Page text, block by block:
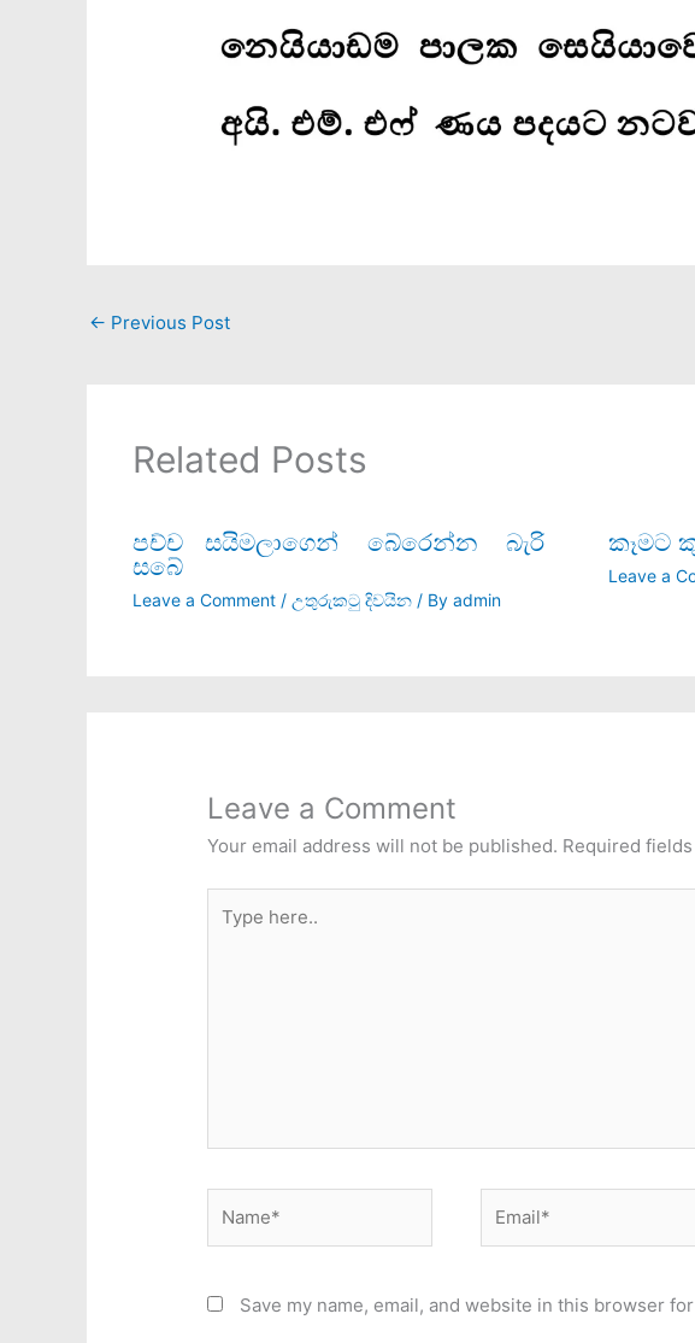
← Previous Post
Related Posts
පච්ච සයිමලාගෙන් බේරෙන්න බැරි
සබේ
Leave a Comment / උතුරුකටු දිවයින/ By admin
කෑමට
Leave a
Leave a Comment
Your email address will not be published. Required
here..
Save my name, email, and website in this browser